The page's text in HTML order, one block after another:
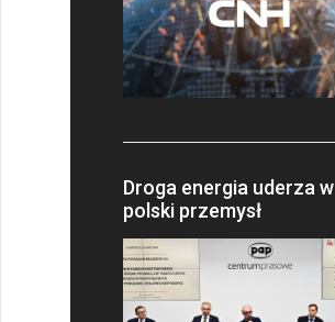
Droga energia uderza w
polski przemysł